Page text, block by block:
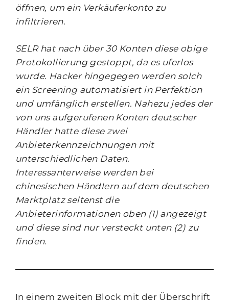
öffnen, um ein Verkäuferkonto zu
infiltrieren.
SELR hat nach über 30 Konten diese obige
Protokollierung gestoppt, da es uferlos
wurde. Hacker hingegegen werden solch
ein Screening automatisiert in Perfektion
und umfänglich erstellen. Nahezu jedes der
von uns aufgerufenen Konten deutscher
Händler hatte diese zwei
Anbieterkennzeichnungen mit
unterschiedlichen Daten.
Interessanterweise werden bei
chinesischen Händlern auf dem deutschen
Marktplatz seltenst die
Anbieterinformationen oben (1) angezeigt
und diese sind nur versteckt unten (2) zu
finden.
In einem zweiten Block mit der Überschrift